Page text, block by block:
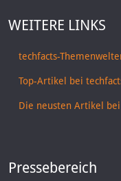
WEITERE LINKS
techfacts-
Top-Artikel bei
Die neusten Artikel
Pressebereich